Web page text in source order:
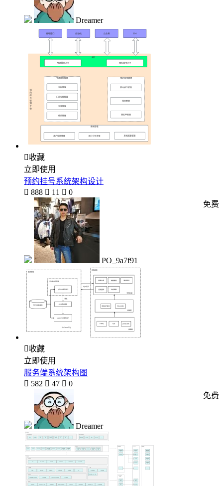
Dreamer
收藏
立即使用
预约挂号系统架构设计
 888  11  0
PO_9a7f91
免费
收藏
立即使用
服务端系统架构图
 582  47  0
Dreamer
免费